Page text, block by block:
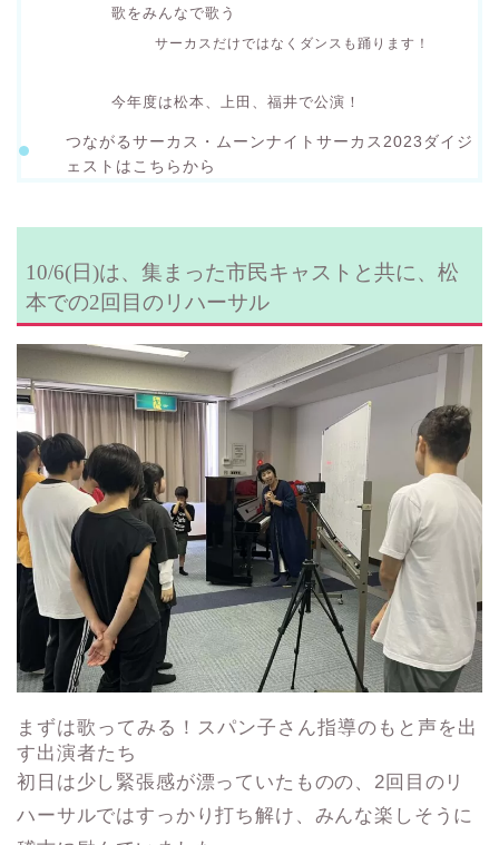
歌をみんなで歌う
サーカスだけではなくダンスも踊ります！
今年度は松本、上田、福井で公演！
つながるサーカス・ムーンナイトサーカス2023ダイジ
ェストはこちらから
10/6(日)は、集まった市民キャストと共に、松
本での2回目のリハーサル
まずは歌ってみる！スパン子さん指導のもと声を出
す出演者たち
初日は少し緊張感が漂っていたものの、2回目のリ
ハーサルではすっかり打ち解け、みんな楽しそうに